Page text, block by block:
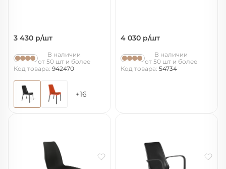
3 430 р/шт
В наличии
от 50 шт и более
Код товара: 942470
+16
4 030 р/шт
В наличии
от 50 шт и более
Код товара: 54734